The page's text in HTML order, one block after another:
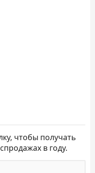
чтобы получать
в году.